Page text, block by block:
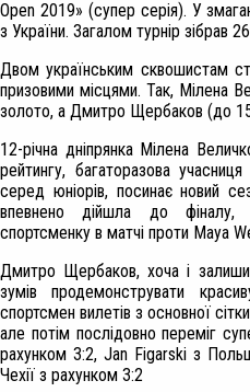
Open 2019» (супер серія). У
з України. Загалом турнір зібрав
Двом українським сквошистам
призовими місцями. Так, Мілена
золото, а Дмитро Щербаков (до 15
12-річна дніпрянка Мілена
рейтингу, багаторазова
серед юніорів, посинає новий
впевнено дійшла до
спортсменку в матчі проти Maya
Дмитро Щербаков, хоча і
зумів продемонструвати
спортсмен вилетів з основної
але потім послідовно переміг
рахунком 3:2, Jan Figarski з
Чехії з рахунком 3:2